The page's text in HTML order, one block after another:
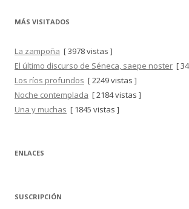
MÁS VISITADOS
La zampoña [ 3978 vistas ]
El último discurso de Séneca, saepe noster [
Los ríos profundos [ 2249 vistas ]
Noche contemplada [ 2184 vistas ]
Una y muchas [ 1845 vistas ]
ENLACES
SUSCRIPCIÓN